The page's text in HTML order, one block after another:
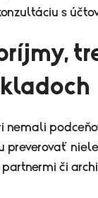
s
nemali
preverovať
či